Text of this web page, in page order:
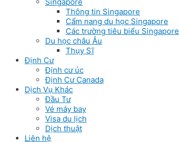
Thông tin Singapore
Cẩm nang du học Singapore
Các trường tiêu biểu Singapore
Du học châu Âu
Thụy Sĩ
Định Cư
Định cư úc
Định Cư Canada
Dịch Vụ Khác
Đầu Tư
Vé máy bay
Visa du lịch
Dịch thuật
Liên hệ